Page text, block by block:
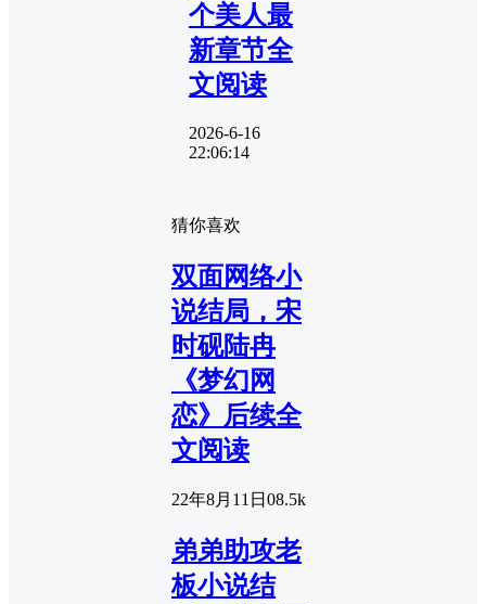
个美人最
新章节全
文阅读
2026-6-16
22:06:14
猜你喜欢
双面网络小
说结局，宋
时砚陆冉
《梦幻网
恋》后续全
文阅读
22年8月11日 08.5k
弟弟助攻老
板小说结